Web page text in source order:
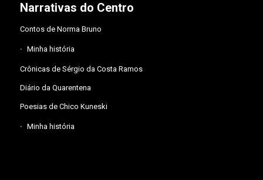
Narrativas do Centro
Contos de Norma Bruno
Minha história
Crônicas de Sérgio da Costa Ramos
Diário da Quarentena
Poesias de Chico Kuneski
Minha história